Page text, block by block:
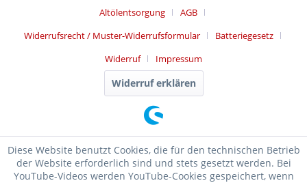
Altölentsorgung
AGB
Widerrufsrecht / Muster-Widerrufsformular
Batteriegesetz
Widerruf
Impressum
Widerruf erklären
Diese Website benutzt Cookies, die für den technischen Betrieb
der Website erforderlich sind und stets gesetzt werden. Bei
YouTube-Videos werden YouTube-Cookies gespeichert, wenn